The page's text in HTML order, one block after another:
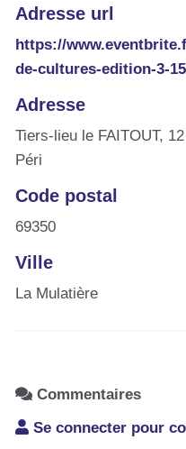
Adresse url
https://
de-cultures-edition-3-
Adresse
Tiers-lieu le FAITOUT,
Péri
Code postal
69350
Ville
La Mulatière
Commentaires
Se connecter pour